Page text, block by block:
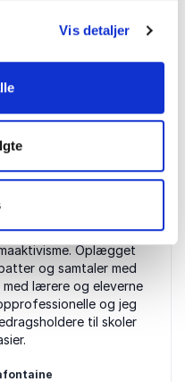
Vis detaljer
foredrag for
Handelsskole om
hvor de gik i dialog
spørgsmål til bogen
talte vi med
for mange var deres
Oplægget
og samtaler med
lærere og eleverne
og jeg
til skoler